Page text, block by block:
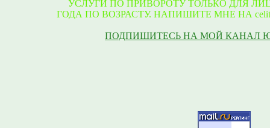
УСЛУГИ ПО ПРИВОРОТУ ТОЛЬКО ДЛЯ
ГОДА ПО ВОЗРАСТУ. НАПИШИТЕ МНЕ НА
ПОДПИШИТЕСЬ НА МОЙ КАНАЛ